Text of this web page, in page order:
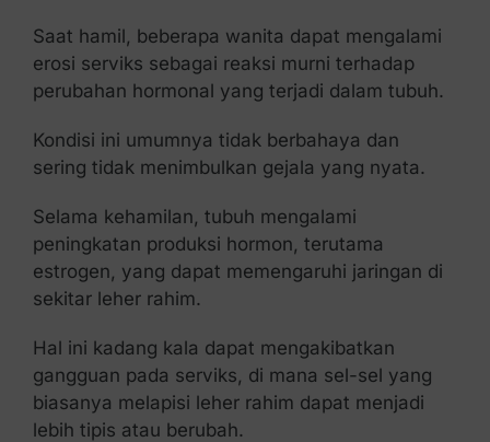
Saat hamil, beberapa wanita dapat mengalami
erosi serviks sebagai reaksi murni terhadap
perubahan hormonal yang terjadi dalam tubuh.
Kondisi ini umumnya tidak berbahaya dan
sering tidak menimbulkan gejala yang nyata.
Selama kehamilan, tubuh mengalami
peningkatan produksi hormon, terutama
estrogen, yang dapat memengaruhi jaringan di
sekitar leher rahim.
Hal ini kadang kala dapat mengakibatkan
gangguan pada serviks, di mana sel-sel yang
biasanya melapisi leher rahim dapat menjadi
lebih tipis atau berubah.